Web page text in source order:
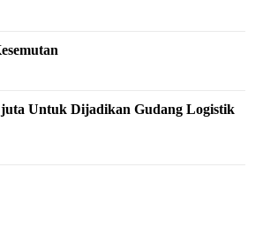
juta Untuk Dijadikan Gudang Logistik